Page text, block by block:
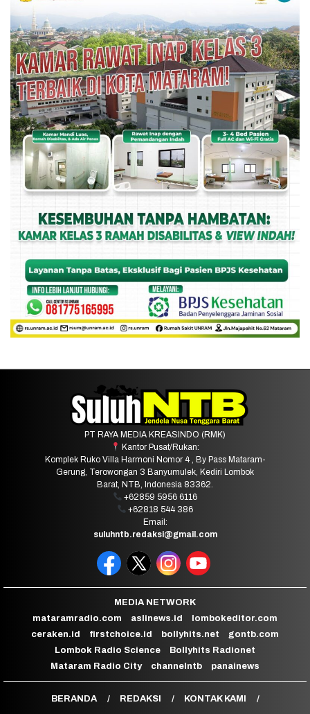
PT RAYA MEDIA KREASINDO (RMK)
Kantor Pusat/Rukan:
Komplek Ruko Villa Harmoni Nomor 4 , By Pass Mataram-
Gerung, Terowongan 3 Banyumulek, Kediri Lombok
Barat, NTB, Indonesia 83362.
+62859 5956 6116
+62818 544 386
Email:
suluhntb.redaksi@gmail.com
MEDIA NETWORK
mataramradio.com
aslinews.id
lombokeditor.com
ceraken.id
firstchoice.id bollyhits.net
gontb.com
Lombok Radio Science
Bollyhits Radionet
Mataram Radio City
channelntb panainews
BERANDA REDAKSI KONTAK KAMI